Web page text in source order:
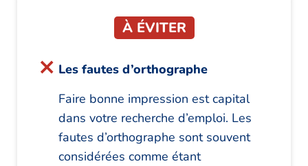
À ÉVITER
Les fautes d’orthographe
Faire bonne impression est capital
dans votre recherche d’emploi. Les
fautes d’orthographe sont souvent
considérées comme étant